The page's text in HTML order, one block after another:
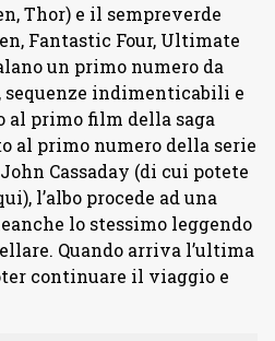
Thor) e il sempreverde
Fantastic Four, Ultimate
un primo numero da
sequenze indimenticabili e
primo film della saga
al primo numero della serie
Cassaday (di cui potete
l’albo procede ad una
lo stessimo leggendo
Quando arriva l’ultima
continuare il viaggio e